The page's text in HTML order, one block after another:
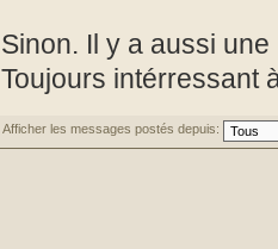
Sinon. Il y a aussi
Toujours intérressant
Afficher les messages postés depuis: